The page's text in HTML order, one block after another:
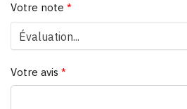
Votre note *
Votre avis *